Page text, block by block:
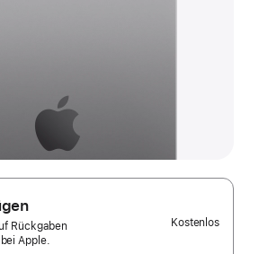
Rückgaben
Apple.
Kostenlos